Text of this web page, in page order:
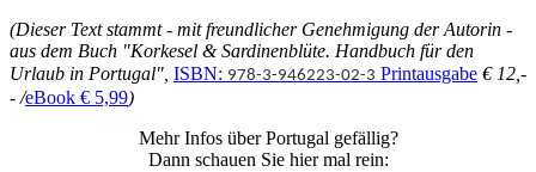
(Dieser Text stammt - mit freundlicher Genehmigung der Autorin -
aus dem Buch "Korkesel & Sardinenblüte. Handbuch für den
Urlaub in Portugal", ISBN: 978-3-946223-02-3 Printausgabe € 12,-
- /eBook € 5,99)
Mehr Infos über Portugal gefällig?
Dann schauen Sie hier mal rein: